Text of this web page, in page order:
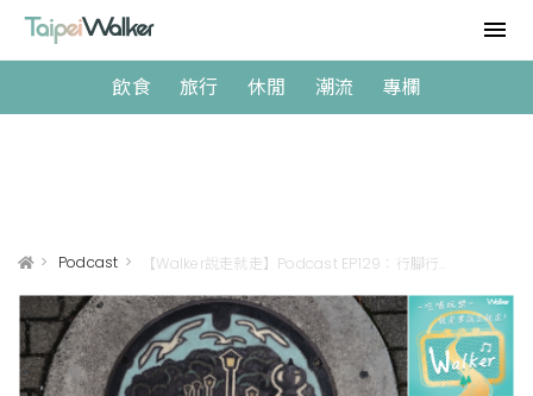
飲食 旅行 休閒 潮流 專欄
> Podcast >